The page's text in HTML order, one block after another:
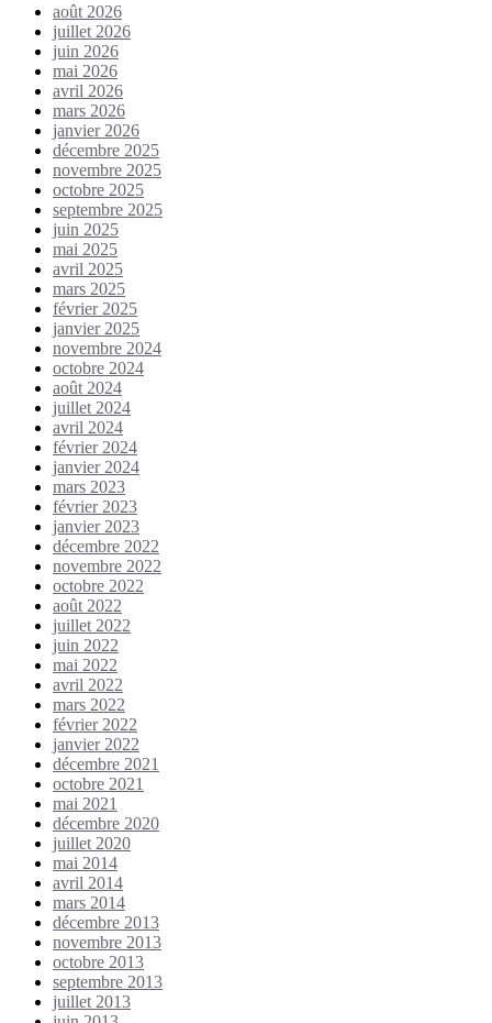
août 2026
juillet 2026
juin 2026
mai 2026
avril 2026
mars 2026
janvier 2026
décembre 2025
novembre 2025
octobre 2025
septembre 2025
juin 2025
mai 2025
avril 2025
mars 2025
février 2025
janvier 2025
novembre 2024
octobre 2024
août 2024
juillet 2024
avril 2024
février 2024
janvier 2024
mars 2023
février 2023
janvier 2023
décembre 2022
novembre 2022
octobre 2022
août 2022
juillet 2022
juin 2022
mai 2022
avril 2022
mars 2022
février 2022
janvier 2022
décembre 2021
octobre 2021
mai 2021
décembre 2020
juillet 2020
mai 2014
avril 2014
mars 2014
décembre 2013
novembre 2013
octobre 2013
septembre 2013
juillet 2013